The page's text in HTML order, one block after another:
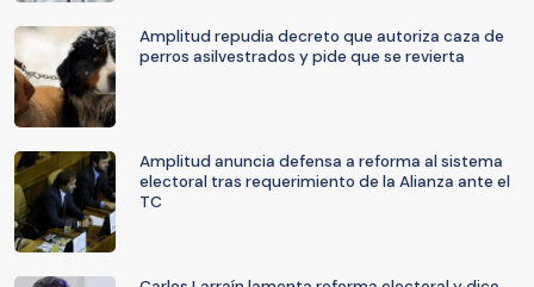
Amplitud repudia decreto que autoriza caza de
perros asilvestrados y pide que se revierta
Amplitud anuncia defensa a reforma al sistema
electoral tras requerimiento de la Alianza ante el
TC